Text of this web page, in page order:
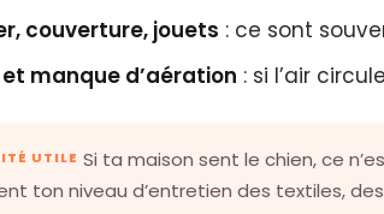
couverture, jouets : ce sont
et manque d’aération : si l’air
UTILE Si ta maison sent le chien, ce
ton niveau d’entretien des textiles,